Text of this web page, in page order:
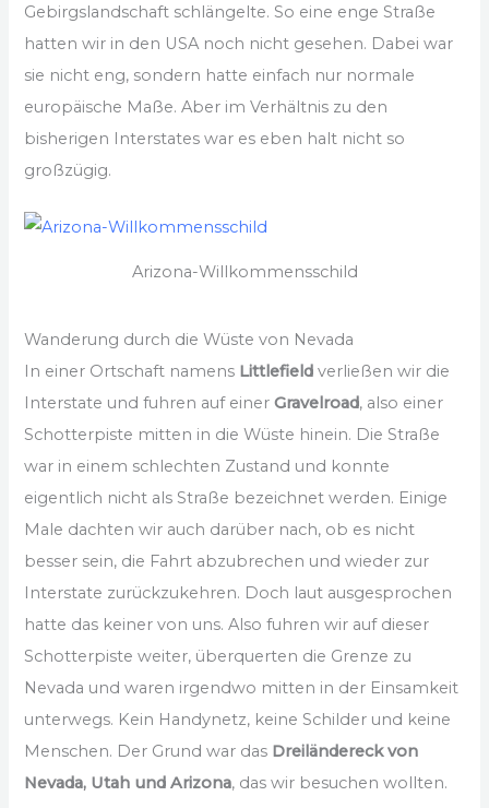
Gebirgslandschaft schlängelte. So eine enge Straße
hatten wir in den USA noch nicht gesehen. Dabei war
sie nicht eng, sondern hatte einfach nur normale
europäische Maße. Aber im Verhältnis zu den
bisherigen Interstates war es eben halt nicht so
großzügig.
Arizona-Willkommensschild
Wanderung durch die Wüste von Nevada
In einer Ortschaft namens Littlefield verließen wir die
Interstate und fuhren auf einerGravelroad, also einer
Schotterpiste mitten in die Wüste hinein. Die Straße
war in einem schlechten Zustand und konnte
eigentlich nicht als Straße bezeichnet werden. Einige
Male dachten wir auch darüber nach, ob es nicht
besser sein, die Fahrt abzubrechen und wieder zur
Interstate zurückzukehren. Doch laut ausgesprochen
hatte das keiner von uns. Also fuhren wir auf dieser
Schotterpiste weiter, überquerten die Grenze zu
Nevada und waren irgendwo mitten in der Einsamkeit
unterwegs. Kein Handynetz, keine Schilder und keine
Menschen. Der Grund war das Dreiländereck von
Nevada, Utah und Arizona, das wir besuchen wollten.